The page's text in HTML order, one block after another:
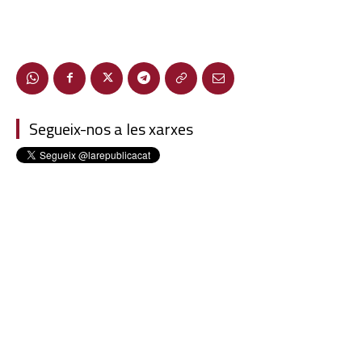
Segueix-nos a les xarxes